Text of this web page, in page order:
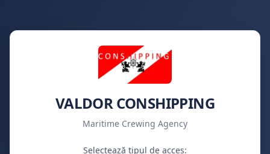
VALDOR CONSHIPPING
Maritime Crewing Agency
Selectează tipul de acces: